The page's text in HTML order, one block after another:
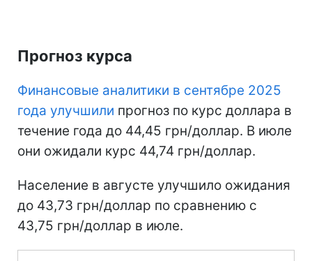
Прогноз курса
Финансовые аналитики в сентябре 2025
года улучшили прогноз по курс доллара в
течение года до 44,45 грн/доллар. В июле
они ожидали курс 44,74 грн/доллар.
Население в августе улучшило ожидания
до 43,73 грн/доллар по сравнению с
43,75 грн/доллар в июле.